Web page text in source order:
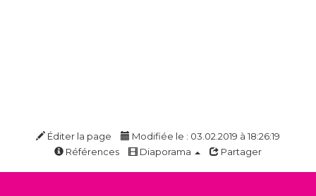
Éditer la page
Modifiée le : 03.02.2019 à 18:26:19
Références
Diaporama Partager